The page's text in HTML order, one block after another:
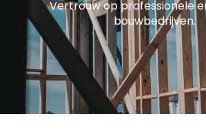
Vertrouw op professionele
bouwbedrijven.